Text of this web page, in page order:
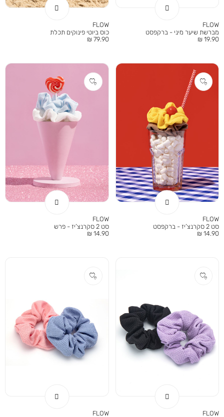
FLOW
מברשת שיער מיני - ברקפסט
מחיר
19.90 ₪
FLOW
כוס ביוטי פינוקים תכלת
מחיר
79.90 ₪
FLOW
סט 2 סקרנצ’יז - ברקפסט
מחיר
14.90 ₪
FLOW
סט 2 סקרנצ’יז - פרש
מחיר
14.90 ₪
FLOW
FLOW